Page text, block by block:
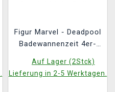
Figur Marvel - Deadpool
Badewannenzeit 4er-
Auf Lager (2Stck)
Lieferung in 2-5 Werktagen.